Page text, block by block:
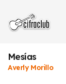
Mesías
Averly Morillo